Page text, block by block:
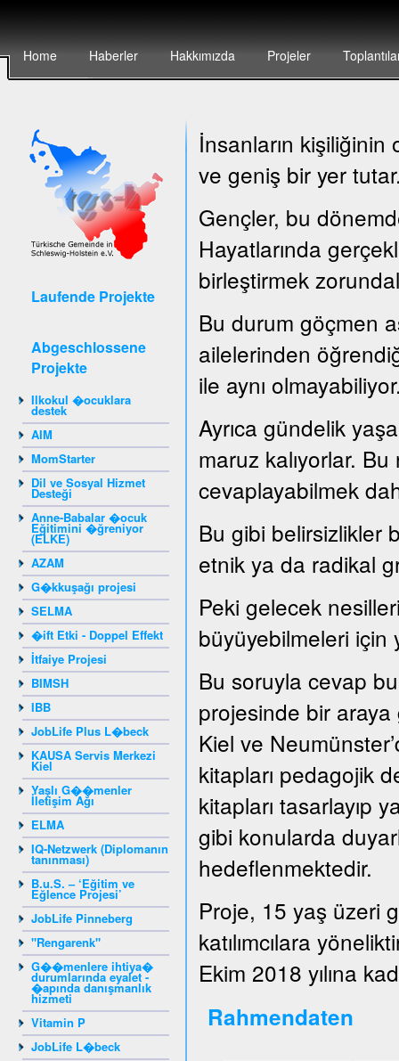
Home Haberler Hakkımızda Projeler
Laufende Projekte
Abgeschlossene
Projekte
Ilkokul �ocuklara
destek
AIM
MomStarter
Dil ve Sosyal Hizmet
Desteği
Anne-Babalar �ocuk
Eğitimini �ğreniyor
(ELKE)
AZAM
G�kkuşağı projesi
SELMA
�ift Etki - Doppel Effekt
İtfaiye Projesi
BIMSH
IBB
JobLife Plus L�beck
KAUSA Servis Merkezi
Kiel
Yaşlı G��menler
İletişim Ağı
ELMA
IQ-Netzwerk (Diplomanın
tanınması)
B.u.S. – ‘Eğitim ve
Eğlence Projesi’
JobLife Pinneberg
"Rengarenk"
G��menlere ihtiya�
durumlarında eyalet -
�apında danışmanlık
hizmeti
Vitamin P
JobLife L�beck
İnsanların
ve geniş bir yer
Gençler, bu
Hayatlarında
birleştirmek
Bu durum göçmen
ailelerinden
ile aynı
Ayrıca gündelik
maruz kalıyorlar.
cevaplayabilmek
Bu gibi belirsizlikler
etnik ya da radikal
Peki gelecek
büyüyebilmeleri için
Bu soruyla cevap
projesinde bir araya
Kiel ve
kitapları pedagojik
kitapları tasarlayıp
gibi konularda
hedeflenmektedir.
Proje, 15 yaş üzeri
katılımcılara
Ekim 2018 yılına
Rahmendaten